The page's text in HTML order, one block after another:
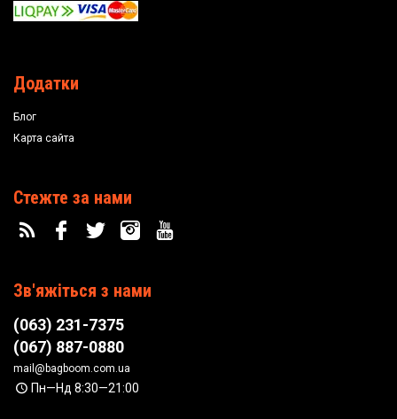
Додатки
Блог
Карта сайта
Стежте за нами
Зв'яжіться з нами
(063) 231-7375
(067) 887-0880
mail@bagboom.com.ua
Пн—Нд 8:30—21:00